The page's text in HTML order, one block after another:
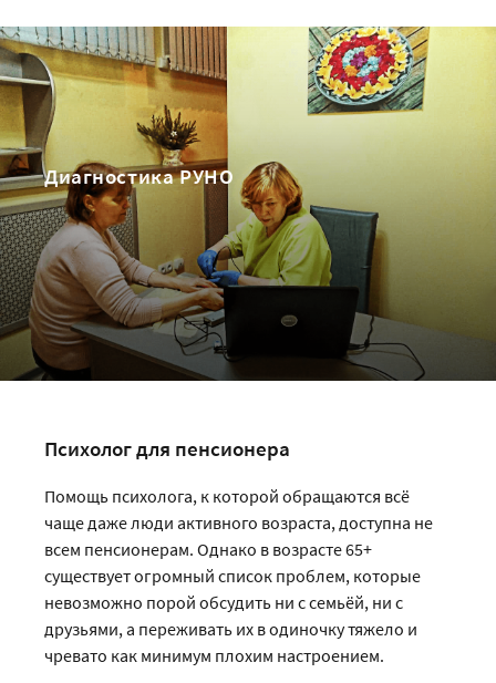
Диагностика РУНО
Психолог для пенсионера
Помощь психолога, к которой обращаются всё
чаще даже люди активного возраста, доступна не
всем пенсионерам. Однако в возрасте 65+
существует огромный список проблем, которые
невозможно порой обсудить ни с семьёй, ни с
друзьями, а переживать их в одиночку тяжело и
чревато как минимум плохим настроением.